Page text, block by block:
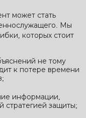
может стать
Мы
которых стоит
не тому
к потере времени
информации,
стратегией защиты;